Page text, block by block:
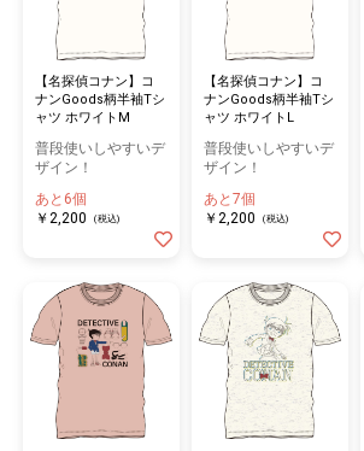
【名探偵コナン】コ
ナンGoods柄半袖Tシ
ャツ ホワイトM
普段使いしやすいデ
ザイン！
あと6個
￥2,200
(税込)
【名探偵コナン】コ
ナンGoods柄半袖Tシ
ャツ ホワイトL
普段使いしやすいデ
ザイン！
あと7個
￥2,200
(税込)